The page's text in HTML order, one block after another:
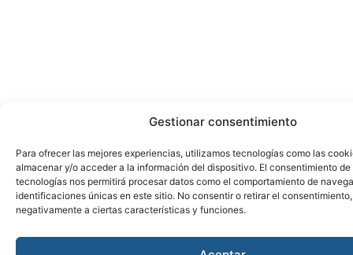
Gestionar consentimiento
Para ofrecer las mejores experiencias, utilizamos tecnologías como las
almacenar y/o acceder a la información del dispositivo. El consentimiento de
tecnologías nos permitirá procesar datos como el comportamiento de
identificaciones únicas en este sitio. No consentir o retirar el
negativamente a ciertas características y funciones.